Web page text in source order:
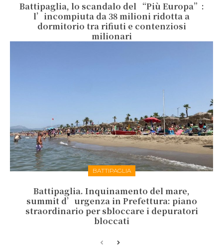
Battipaglia, lo scandalo del “Più Europa”:
l’incompiuta da 38 milioni ridotta a
dormitorio tra rifiuti e contenziosi
milionari
BATTIPAGLIA
Battipaglia. Inquinamento del mare,
summit d’urgenza in Prefettura: piano
straordinario per sbloccare i depuratori
bloccati